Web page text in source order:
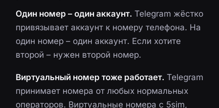
Один номер – один аккаунт. Telegram жёстко
привязывает аккаунт к номеру телефона. На
один номер – один аккаунт. Если хотите
второй – нужен второй номер.
Виртуальный номер тоже работает. Telegram
принимает номера от любых нормальных
операторов. Виртуальные номера с 5sim,